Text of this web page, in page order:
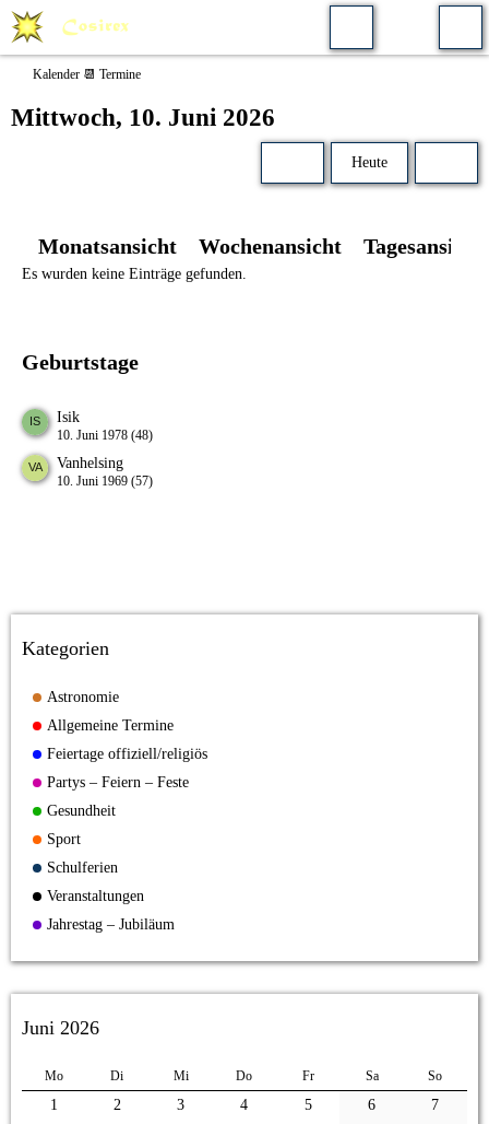
Kalender 📆 Termine
Mittwoch, 10. Juni 2026
Heute
Monatsansicht Wochenansicht Tagesansicht
Es wurden keine Einträge gefunden.
Geburtstage
Isik
10. Juni 1978 (48)
Vanhelsing
10. Juni 1969 (57)
Kategorien
Astronomie
Allgemeine Termine
Feiertage offiziell/religiös
Partys – Feiern – Feste
Gesundheit
Sport
Schulferien
Veranstaltungen
Jahrestag – Jubiläum
Juni 2026
Mo Di Mi Do Fr Sa So
1 2 3 4 5 6
7